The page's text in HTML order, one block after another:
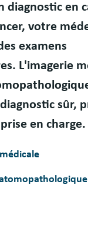
diagnostic en
votre
examens
L'imagerie
sûr,
en charge.